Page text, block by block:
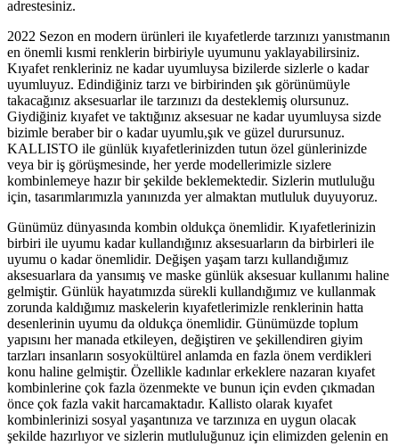
adrestesiniz.
2022 Sezon en modern ürünleri ile kıyafetlerde tarzınızı yanıstmanın
en önemli kısmi renklerin birbiriyle uyumunu yaklayabilirsiniz.
Kıyafet renkleriniz ne kadar uyumluysa bizilerde sizlerle o kadar
uyumluyuz. Edindiğiniz tarzı ve birbirinden şık görünümüyle
takacağınız aksesuarlar ile tarzınızı da desteklemiş olursunuz.
Giydiğiniz kıyafet ve taktığınız aksesuar ne kadar uyumluysa sizde
bizimle beraber bir o kadar uyumlu,şık ve güzel durursunuz.
KALLISTO ile günlük kıyafetlerinizden tutun özel günlerinizde
veya bir iş görüşmesinde, her yerde modellerimizle sizlere
kombinlemeye hazır bir şekilde beklemektedir. Sizlerin mutluluğu
için, tasarımlarımızla yanınızda yer almaktan mutluluk duyuyoruz.
Günümüz dünyasında kombin oldukça önemlidir. Kıyafetlerinizin
birbiri ile uyumu kadar kullandığınız aksesuarların da birbirleri ile
uyumu o kadar önemlidir. Değişen yaşam tarzı kullandığımız
aksesuarlara da yansımış ve maske günlük aksesuar kullanımı haline
gelmiştir. Günlük hayatımızda sürekli kullandığımız ve kullanmak
zorunda kaldığımız maskelerin kıyafetlerimizle renklerinin hatta
desenlerinin uyumu da oldukça önemlidir. Günümüzde toplum
yapısını her manada etkileyen, değiştiren ve şekillendiren giyim
tarzları insanların sosyokültürel anlamda en fazla önem verdikleri
konu haline gelmiştir. Özellikle kadınlar erkeklere nazaran kıyafet
kombinlerine çok fazla özenmekte ve bunun için evden çıkmadan
önce çok fazla vakit harcamaktadır. Kallisto olarak kıyafet
kombinlerinizi sosyal yaşantınıza ve tarzınıza en uygun olacak
şekilde hazırlıyor ve sizlerin mutluluğunuz için elimizden gelenin en